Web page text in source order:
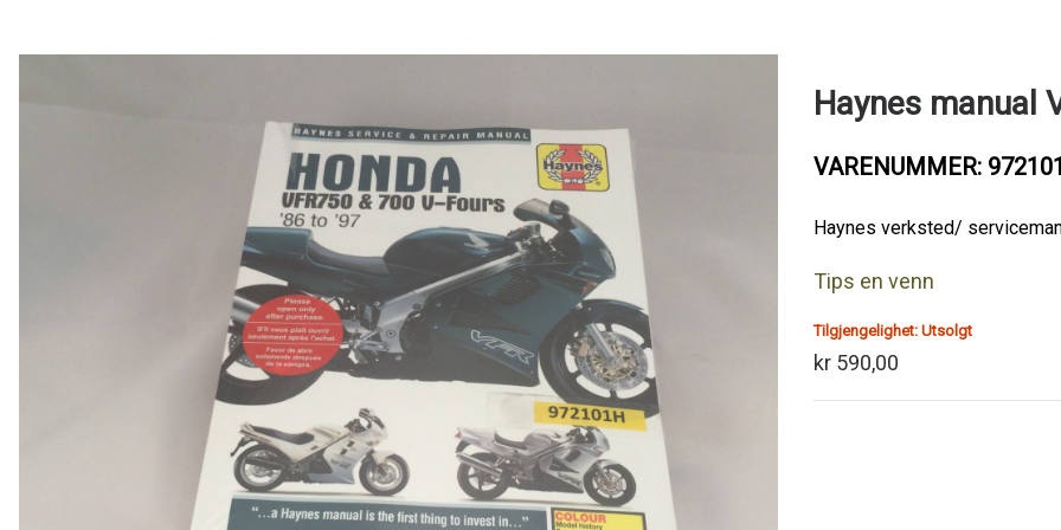
Haynes manual
VARENUMMER:
Haynes verksted/
Tips en venn
Tilgjengelighet: Utsolgt
kr 590,00